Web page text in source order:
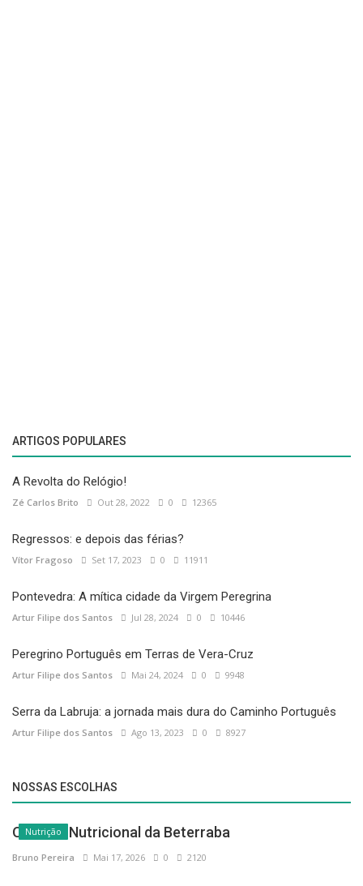
ARTIGOS POPULARES
A Revolta do Relógio!
Zé Carlos Brito Out 28, 2022 0 12365
Regressos: e depois das férias?
Vítor Fragoso Set 17, 2023 0 11911
Pontevedra: A mítica cidade da Virgem Peregrina
Artur Filipe dos Santos Jul 28, 2024 0 10446
Peregrino Português em Terras de Vera-Cruz
Artur Filipe dos Santos Mai 24, 2024 0 9948
Serra da Labruja: a jornada mais dura do Caminho Português
Artur Filipe dos Santos Ago 13, 2023 0 8927
NOSSAS ESCOLHAS
Nutrição
O Poder Nutricional da Beterraba
Bruno Pereira Mai 17, 2026 0 2120